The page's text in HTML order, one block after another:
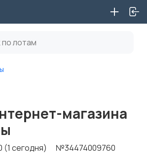
магазина
(1 сегодня) №34474009760